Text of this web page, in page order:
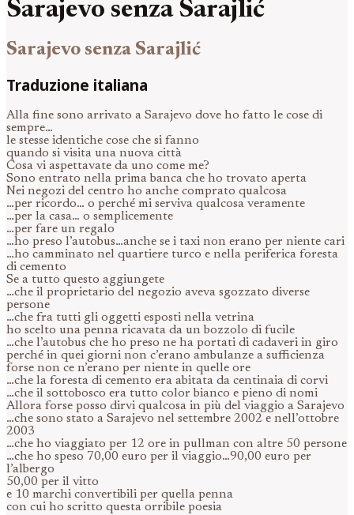
Sarajevo senza Sarajlić
Sarajevo senza Sarajlić
Traduzione italiana
Alla fine sono arrivato a Sarajevo dove ho fatto le cose di
sempre…
le stesse identiche cose che si fanno
quando si visita una nuova città
Cosa vi aspettavate da uno come me?
Sono entrato nella prima banca che ho trovato aperta
Nei negozi del centro ho anche comprato qualcosa
…per ricordo… o perché mi serviva qualcosa veramente
…per la casa… o semplicemente
…per fare un regalo
…ho preso l’autobus…anche se i taxi non erano per niente cari
…ho camminato nel quartiere turco e nella periferica foresta
di cemento
Se a tutto questo aggiungete
…che il proprietario del negozio aveva sgozzato diverse
persone
…che fra tutti gli oggetti esposti nella vetrina
ho scelto una penna ricavata da un bozzolo di fucile
…che l’autobus che ho preso ne ha portati di cadaveri in giro
perché in quei giorni non c’erano ambulanze a sufficienza
forse non ce n’erano per niente in quelle ore
…che la foresta di cemento era abitata da centinaia di corvi
…che il sottobosco era tutto color bianco e pieno di nomi
Allora forse posso dirvi qualcosa in più del viaggio a Sarajevo
…che sono stato a Sarajevo nel settembre 2002 e nell’ottobre
2003
…che ho viaggiato per 12 ore in pullman con altre 50 persone
…che ho speso 70,00 euro per il viaggio…90,00 euro per
l’albergo
50,00 per il vitto
e 10 marchi convertibili per quella penna
con cui ho scritto questa orribile poesia